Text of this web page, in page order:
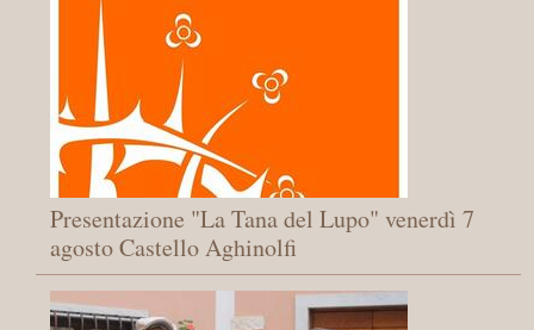
Presentazione "La Tana del Lupo" venerdì 7
agosto Castello Aghinolfi